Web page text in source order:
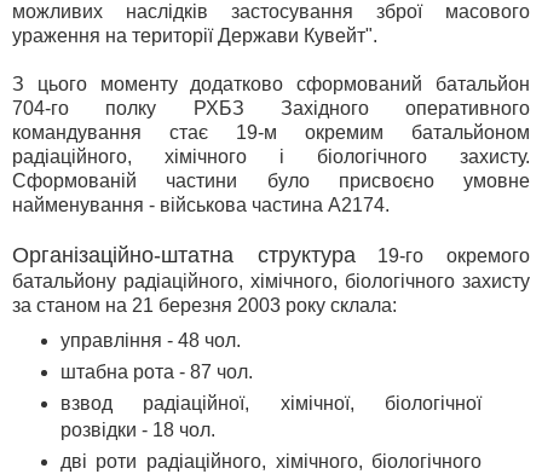
можливих наслідків застосування зброї масового
ураження на території Держави Кувейт".
З цього моменту додатково сформований батальйон
704-го полку РХБЗ Західного оперативного
командування стає 19-м окремим батальйоном
радіаційного, хімічного і біологічного захисту.
Сформованій частини було присвоєно умовне
найменування - військова частина А2174.
Організаційно-штатна структура19-го окремого
батальйону радіаційного, хімічного, біологічного захисту
за станом на 21 березня 2003 року склала:
управління - 48 чол.
штабна рота - 87 чол.
взвод радіаційної, хімічної, біологічної
розвідки - 18 чол.
дві роти радіаційного, хімічного, біологічного